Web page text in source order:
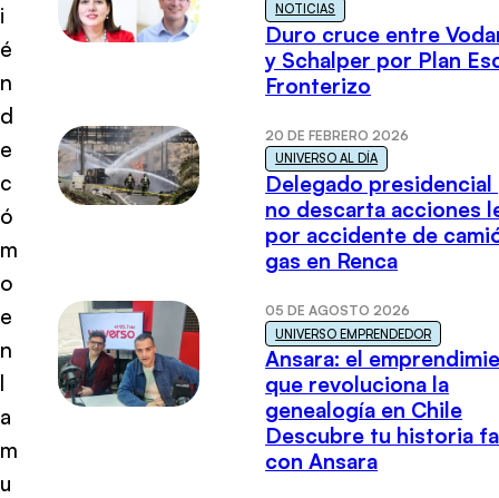
i
é
n
d
e
c
ó
m
o
e
n
l
a
m
u
NOTICIAS
Duro cruce entre
y Schalper por Plan
Fronterizo
20 DE FEBRERO 2026
UNIVERSO AL DÍA
Delegado presidencial
no descarta acciones
por accidente de
gas en Renca
05 DE AGOSTO 2026
UNIVERSO EMPRENDEDOR
Ansara: el
que revoluciona la
genealogía en Chile
Descubre tu historia
con Ansara